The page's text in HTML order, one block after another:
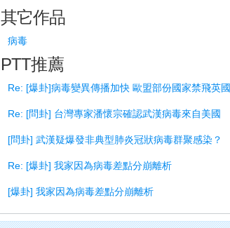
其它作品
病毒
PTT推薦
Re: [爆卦]病毒變異傳播加快 歐盟部份國家禁飛英國
Re: [問卦] 台灣專家潘懷宗確認武漢病毒來自美國
[問卦] 武漢疑爆發非典型肺炎冠狀病毒群聚感染？
Re: [爆卦] 我家因為病毒差點分崩離析
[爆卦] 我家因為病毒差點分崩離析